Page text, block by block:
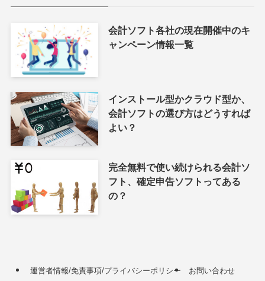
会計ソフト各社の現在開催中のキ
ャンペーン情報一覧
インストール型かクラウド型か、
会計ソフトの選び方はどうすれば
よい？
完全無料で使い続けられる会計ソ
フト、確定申告ソフトってある
の？
運営者情報/免責事項/プライバシーポリシー お問い合わせ